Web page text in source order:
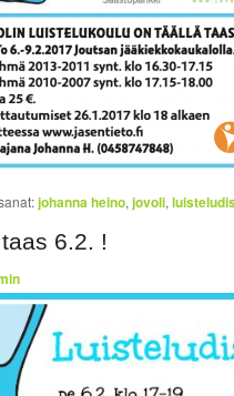
johanna heino,jovoli,
6.2. !